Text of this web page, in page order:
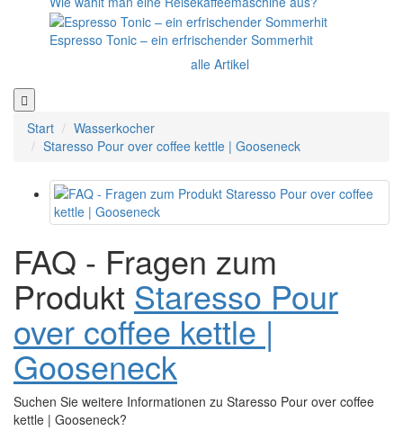
Espresso Tonic – ein erfrischender Sommerhit
alle Artikel
Start
Wasserkocher
Staresso Pour over coffee kettle | Gooseneck
FAQ - Fragen zum
Produkt Staresso Pour
over coffee kettle |
Gooseneck
Suchen Sie weitere Informationen zu Staresso Pour over coffee
kettle | Gooseneck?